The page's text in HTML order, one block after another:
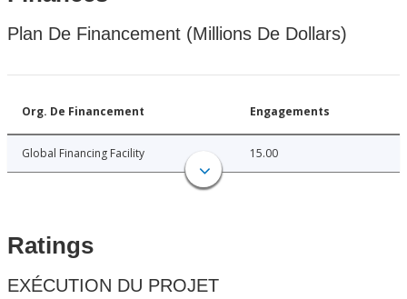
Plan De Financement (Millions De Dollars)
Org. De Financement Engagements
Global Financing Facility 15.00
Ratings
EXÉCUTION DU PROJET